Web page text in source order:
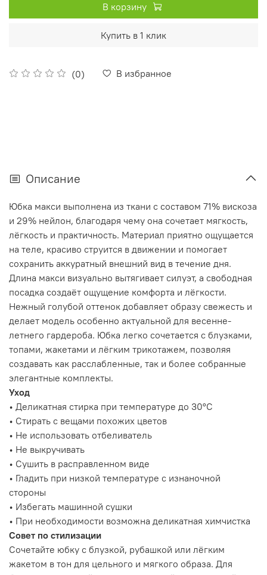
(0) В избранное
В корзину
Купить в 1 клик
Описание
Юбка макси выполнена из ткани с составом 71% вискоза
и 29% нейлон, благодаря чему она сочетает мягкость,
лёгкость и практичность. Материал приятно ощущается
на теле, красиво струится в движении и помогает
сохранить аккуратный внешний вид в течение дня.
Длина макси визуально вытягивает силуэт, а свободная
посадка создаёт ощущение комфорта и лёгкости.
Нежный голубой оттенок добавляет образу свежесть и
делает модель особенно актуальной для весенне-
летнего гардероба. Юбка легко сочетается с блузками,
топами, жакетами и лёгким трикотажем, позволяя
создавать как расслабленные, так и более собранные
элегантные комплекты.
Уход
• Деликатная стирка при температуре до 30°C
• Стирать с вещами похожих цветов
• Не использовать отбеливатель
• Не выкручивать
• Сушить в расправленном виде
• Гладить при низкой температуре с изнаночной
стороны
• Избегать машинной сушки
• При необходимости возможна деликатная химчистка
Совет по стилизации
Сочетайте юбку с блузкой, рубашкой или лёгким
жакетом в тон для цельного и мягкого образа. Для